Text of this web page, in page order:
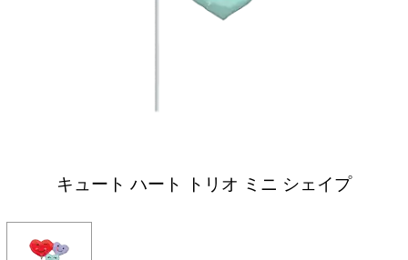
キュート ハート トリオ ミニ シェイプ